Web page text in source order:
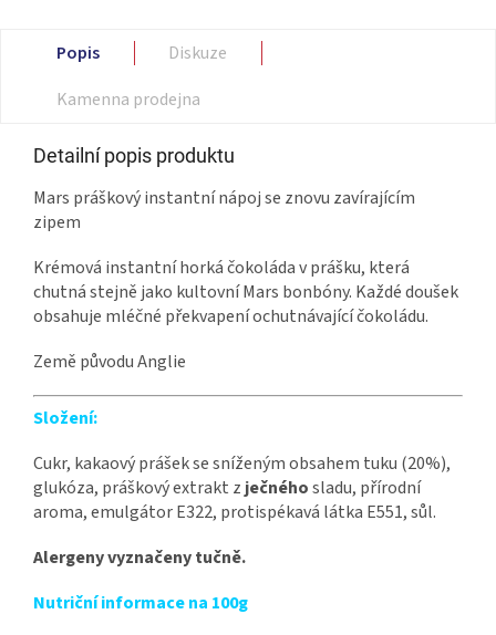
Popis
Diskuze
Kamenna prodejna
Detailní popis produktu
Mars práškový instantní nápoj se znovu zavírajícím
zipem
Krémová instantní horká čokoláda v prášku, která
chutná stejně jako kultovní Mars bonbóny. Každé doušek
obsahuje mléčné překvapení ochutnávající čokoládu.
Země původu Anglie
Složení:
Cukr, kakaový prášek se sníženým obsahem tuku (20%),
glukóza, práškový extrakt z ječnéhosladu, přírodní
aroma, emulgátor E322, protispékavá látka E551, sůl.
Alergeny vyznačeny tučně.
Nutriční informace na 100g